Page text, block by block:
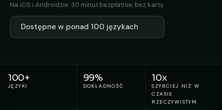
Na iOS i Androidzie. 30 minut bezpłatnie, bez karty.
Dostępne w ponad 100 językach
100+
JĘZYKI
99%
DOKŁADNOŚĆ
10x
SZYBCIEJ NIŻ W
CZASIE
RZECZYWISTYM